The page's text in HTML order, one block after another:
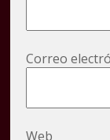
Correo
Web